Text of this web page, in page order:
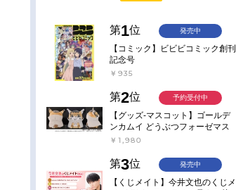
第1位
【コミック】ビビビコミック創刊
記念号
￥935
発売中
第2位
【グッズ-マスコット】ゴールデ
ンカムイ どうぶつフォーゼマス
コット 4.尾形百之助【再販】
￥1,980
予約受付中
第3位
【くじメイト】今井文也のくじメ
発売中